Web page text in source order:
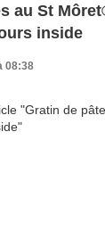
au St
inside
08:38